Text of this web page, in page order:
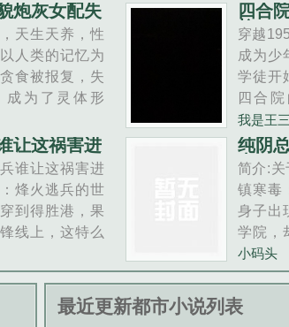
炮灰女配失
天生天养，性
人类的记忆为
食被报复，失
成为了灵体形
体好啊！它就
，来往各界，
女的记忆为养
说，恋爱脑的
！甜酸苦辣每
只是有一天，
了那些记忆以
命运都会发生
改变。最关键
四合
柱
穿越
成为少
学徒开
四合
拜，活
人生！
舔她？
都别想
老太太
我是王
让这祸害进
谁让这祸害进
烽火逃兵的世
到得胜港，果
线上，这特么
等下，手机有
下···本书后面
是亮剑里李云
过吧？是那里
纯阴
毒
简介:关
镇寒毒
身子出
学院，
仙帝传
法。纯
30岁前
起双修
小码头
最近更新都市小说列表